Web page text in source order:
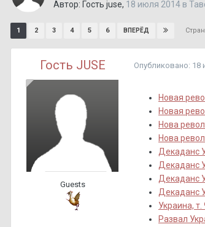
Автор: Гость juse, 18 июля 2014 в
1 2 3 4 5 6 ВПЕРЁД
Гость JUSE
Guests
Опубликовано: 18
Новая
Новая
Нова
Нова
Декаданс
Декаданс
Декаданс
Декаданс
Украина,
Развал